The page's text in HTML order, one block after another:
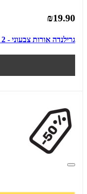
₪19.90
גרילנדה אורות צבעוני - 2 מצבים